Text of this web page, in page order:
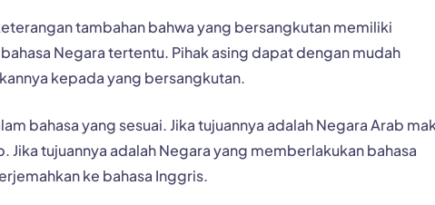
tambahan bahwa yang bersangkutan memiliki
Negara tertentu. Pihak asing dapat dengan mudah
kepada yang bersangkutan.
bahasa yang sesuai. Jika tujuannya adalah Negara Arab
tujuannya adalah Negara yang memberlakukan bahasa
ke bahasa Inggris.